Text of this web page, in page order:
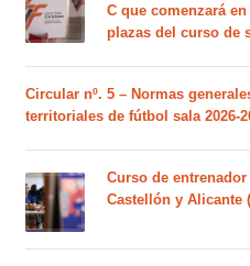
C que comenzará
plazas del curso de
Circular nº. 5 – Normas
territoriales de fútbol sala 2026-
Curso de
Castellón y Alicante